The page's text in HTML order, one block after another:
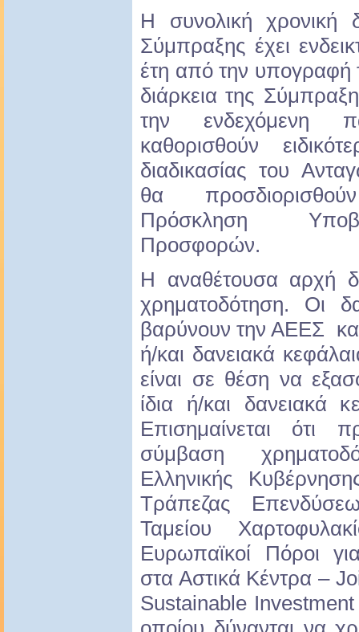
Η συνολική χρονική
Σύμπραξης έχει
έτη από την υπογραφή
διάρκεια της
την ενδεχόμενη
καθορισθούν
διαδικασίας του
θα
Πρόσκληση
Προσφορών.
Η αναθέτουσα αρχή
χρηματοδότηση. Οι
βαρύνουν την ΑΕΕΣ
ή/και δανειακά
είναι σε θέση να
ίδια ή/και δανειακά
Επισημαίνεται ότι
σύμβαση
Ελληνικής
Τράπεζας
Ταμείου
Ευρωπαϊκοί Πόροι
στα Αστικά Κέντρα –
Sustainable